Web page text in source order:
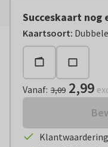
Succeskaart nog
Kaartsoort:
Vanaf:€ 2,99 excl.
Vanaf: 3,09 2,99